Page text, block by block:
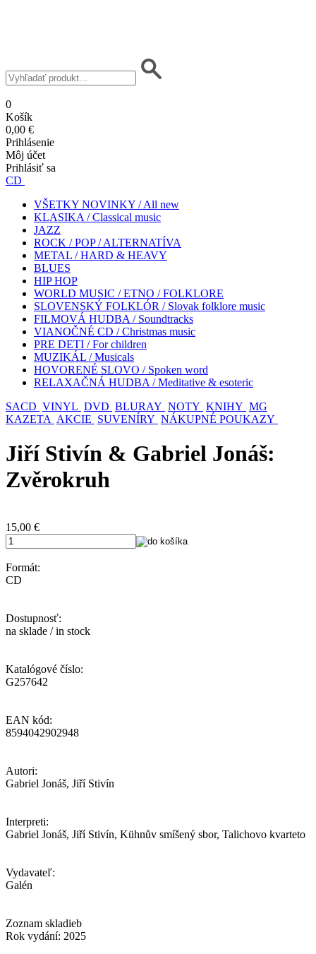
0
Košík
0,00 €
Prihlásenie
Môj účet
Prihlásiť sa
CD
VŠETKY NOVINKY / All new
KLASIKA / Classical music
JAZZ
ROCK / POP / ALTERNATÍVA
METAL / HARD & HEAVY
BLUES
HIP HOP
WORLD MUSIC / ETNO / FOLKLORE
SLOVENSKÝ FOLKLÓR / Slovak folklore music
FILMOVÁ HUDBA / Soundtracks
VIANOČNÉ CD / Christmas music
PRE DETI / For children
MUZIKÁL / Musicals
HOVORENÉ SLOVO / Spoken word
RELAXAČNÁ HUDBA / Meditative & esoteric
SACD VINYL DVD BLURAY NOTY KNIHY MG
KAZETA AKCIE SUVENÍRY NÁKUPNÉ POUKAZY
Jiří Stivín & Gabriel Jonáš:
Zvěrokruh
15,00 €
Formát:
CD
Dostupnosť:
na sklade / in stock
Katalógové číslo:
G257642
EAN kód:
8594042902948
Autori:
Gabriel Jonáš, Jiří Stivín
Interpreti:
Gabriel Jonáš, Jiří Stivín, Kühnův smíšený sbor, Talichovo kvarteto
Vydavateľ:
Galén
Zoznam skladieb
Rok vydání: 2025